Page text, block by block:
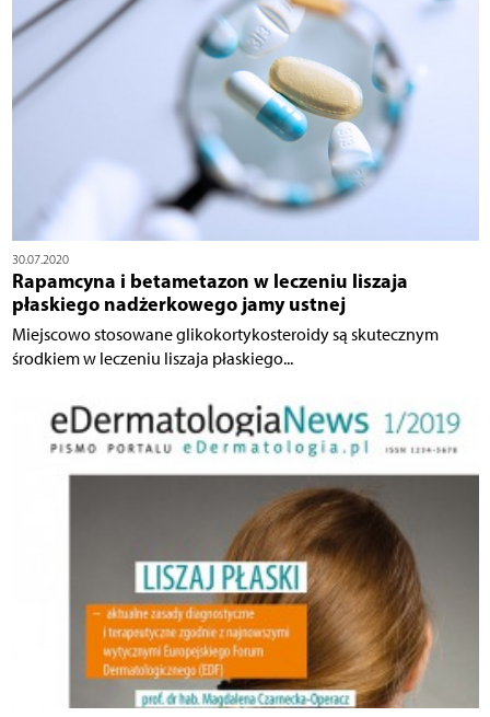
30.07.2020
Rapamcyna i betametazon w leczeniu liszaja
płaskiego nadżerkowego jamy ustnej
Miejscowo stosowane glikokortykosteroidy są skutecznym
środkiem w leczeniu liszaja płaskiego...